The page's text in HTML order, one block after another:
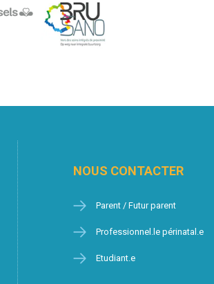
NOUS CONTACTER
Parent / Futur parent
Professionnel.le périnatal.e
Etudiant.e